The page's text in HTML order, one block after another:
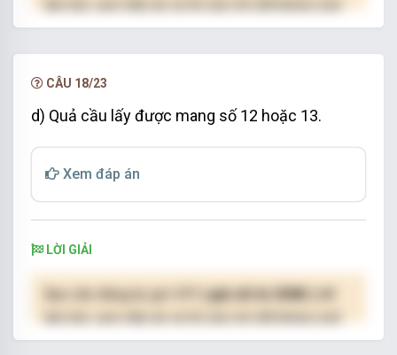
hạn.
CÂU 18/23
d) Quả cầu lấy được mang số 12 hoặc 13.
Xem đáp án
LỜI GIẢI
( giá chỉ từ 250K )
hạn.